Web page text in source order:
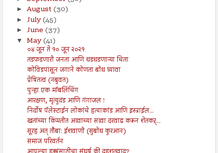
► August(30)
► July(45)
► June (37)
▼ May(41)
०४ जून ते १० जून २०२१
तडफडणारी जनता आणि धडधडणाऱ्या चिता
कोविडपासून जगाने कोणता बोध घ्यावा
प्रेषितत्व (नबुवत)
पुन्हा एक मॉबलिंचिंग
आरक्षण, मृत्युदंड आणि गंगाजल !
निर्दोष पॅलेस्टाईन लोकांचे हत्याकांड आणि इस्त्राईल...
खतांच्या किंमतीत अव्वाच्या सव्वा दरवाढ करून शेतकऱ्...
सूरह अत् तौबा: ईशवाणी (सुबोध कुरआन)
समाज परिवर्तन